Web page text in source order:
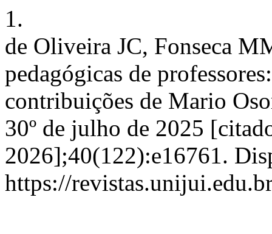
1.
de Oliveira JC, Fonseca
pedagógicas de
contribuições de Mario
30º de julho de 2025
2026];40(122):e16761.
https://